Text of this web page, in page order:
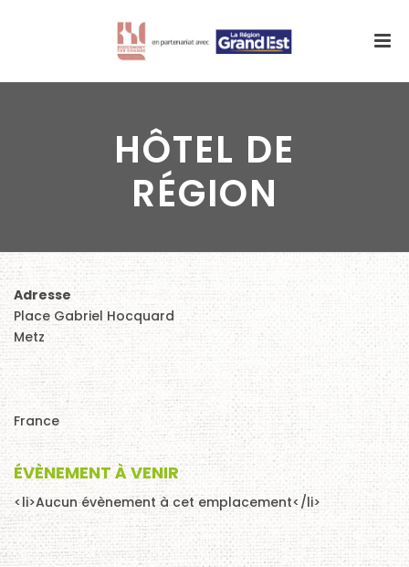
HÔTEL DE
RÉGION
Adresse
Place Gabriel Hocquard
Metz
France
ÉVÈNEMENT À VENIR
<li>Aucun évènement à cet emplacement</li>